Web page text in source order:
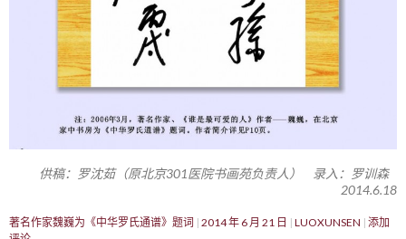
供稿：罗沈茹（原北京301医院书画苑负责人） 录入：罗训森
2014.6.18
著名作家魏巍为《中华罗氏通谱》题词 2014 年 6 月 21 日 LUOXUNSEN 添加